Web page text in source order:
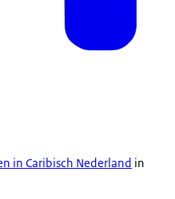
in Caribisch Nederland in